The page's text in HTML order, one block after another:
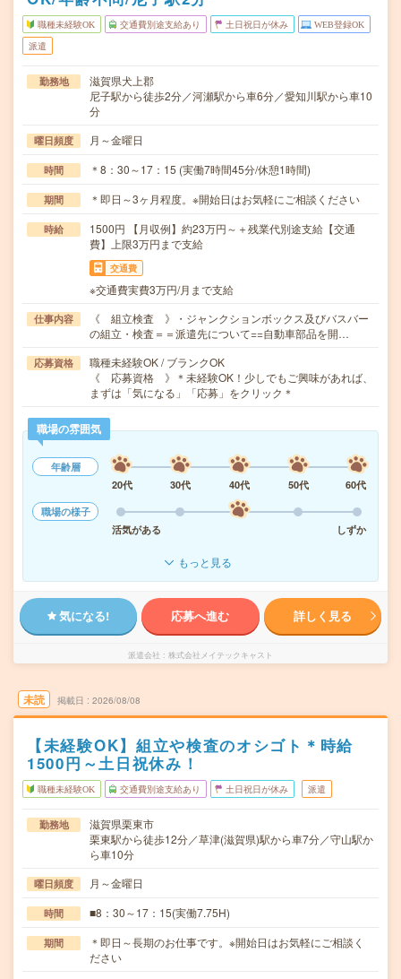
職種未経験OK 交通費別途支給あり 土日祝日が休み WEB登録OK
派遣
勤務地
滋賀県犬上郡
尼子駅から徒歩2分／河瀬駅から車6分／愛知川駅から車10
分
曜日頻度 月～金曜日
時間 ＊8：30～17：15 (実働7時間45分/休憩1時間)
期間 ＊即日～3ヶ月程度。※開始日はお気軽にご相談ください
時給
1500円 【月収例】約23万円～＋残業代別途支給【交通
費】上限3万円まで支給
交通費
※交通費実費3万円/月まで支給
仕事内容
《 組立検査 》・ジャンクションボックス及びバスバー
の組立・検査＝＝派遣先について==自動車部品を開…
応募資格
職種未経験OK / ブランクOK
《 応募資格 》＊未経験OK！少しでもご興味があれば、
まずは「気になる」「応募」をクリック＊
職場の雰囲気
年齢層
20代
30代 40代 50代
60代
職場の様子
活気がある
しずか
もっと見る
気になる! 応募へ進む 詳しく見る
派遣会社 株式会社メイテックキャスト
未読 掲載日 2026/08/08
【未経験OK】組立や検査のオシゴト＊時給
1500円～土日祝休み！
職種未経験OK 交通費別途支給あり 土日祝日が休み 派遣
勤務地
滋賀県栗東市
栗東駅から徒歩12分／草津(滋賀県)駅から車7分／守山駅か
ら車10分
曜日頻度 月～金曜日
時間 ■8：30～17：15(実働7.75H)
期間
＊即日～長期のお仕事です。※開始日はお気軽にご相談く
ださい